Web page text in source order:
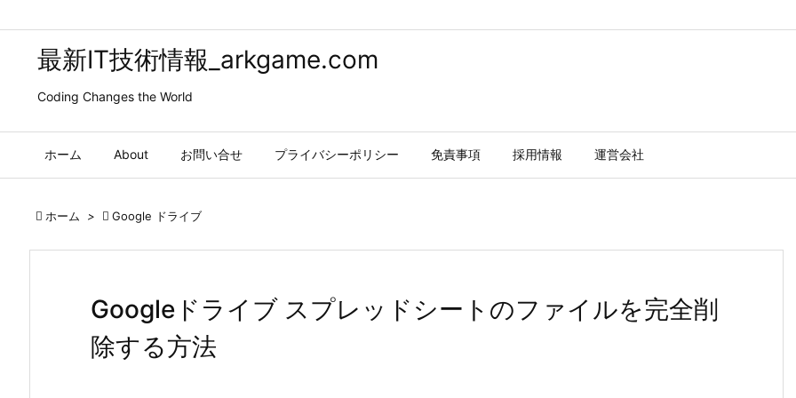
最新IT技術情報_arkgame.com
Coding Changes the World
ホーム About お問い合せ プライバシーポリシー 免責事項 採用情報 運営会社
 ホーム >  Google ドライブ
Googleドライブ スプレッドシートのファイルを完全削
除する方法